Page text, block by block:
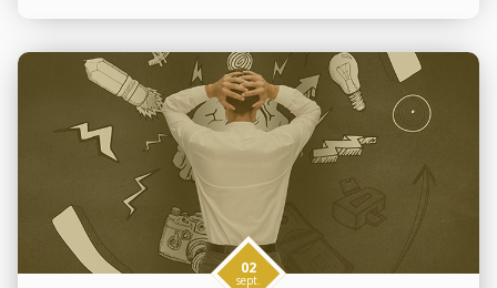
02
sept.